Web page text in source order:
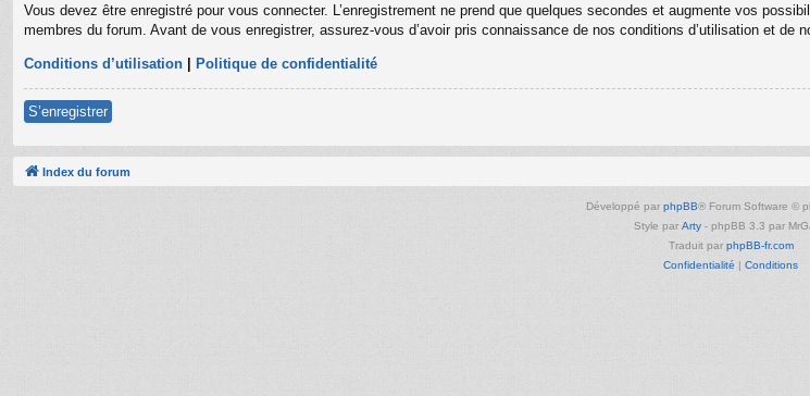
Vous devez être enregistré pour vous connecter. L’enregistrement ne prend que quelques secondes et augmente vos
membres du forum. Avant de vous enregistrer, assurez-vous d’avoir pris connaissance de nos conditions d’utilisation et de
Conditions d’utilisation | Politique de confidentialité
S’enregistrer
Index du forum
Développé par phpBB® Forum Software ©
Style par Arty - phpBB 3.3 par
Traduit par phpBB-fr.com
Confidentialité | Conditions